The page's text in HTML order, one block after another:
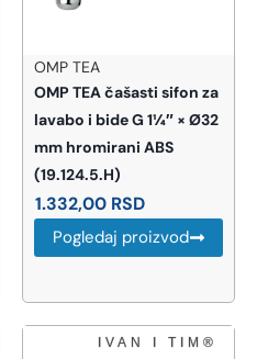
OMP TEA
OMP TEA čašasti sifon za
lavabo i bide G 1¼″ × Ø32
mm hromirani ABS
(19.124.5.H)
1.332,00 RSD
Pogledaj proizvod